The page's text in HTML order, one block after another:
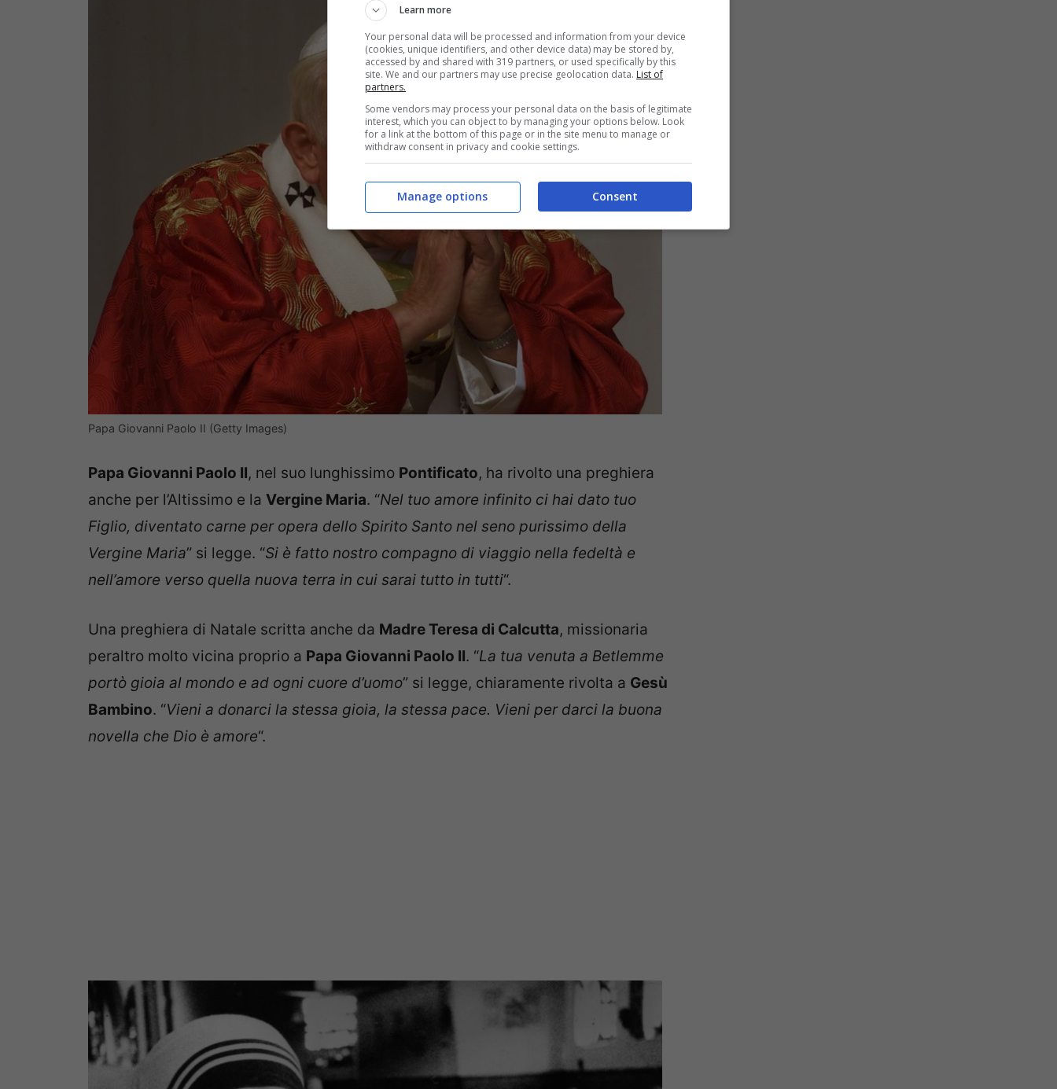
Papa Giovanni Paolo II (Getty Images)
Papa Giovanni Paolo II, nel suo lunghissimo Pontificato, ha rivolto una preghiera
anche per l’Altissimo e la Vergine Maria. “Nel tuo amore infinito ci hai dato tuo
Figlio, diventato carne per opera dello Spirito Santo nel seno purissimo della
Vergine Maria” si legge. “Si è fatto nostro compagno di viaggio nella fedeltà e
nell’amore verso quella nuova terra in cui sarai tutto in tutti“.
Una preghiera di Natale scritta anche da Madre Teresa di Calcutta, missionaria
peraltro molto vicina proprio a Papa Giovanni Paolo II. “La tua venuta a Betlemme
portò gioia al mondo e ad ogni cuore d’uomo” si legge, chiaramente rivolta a Gesù
Bambino. “Vieni a donarci la stessa gioia, la stessa pace. Vieni per darci la buona
novella che Dio è amore“.
Learn more
Your personal data will be processed and information from your device
(cookies, unique identifiers, and other device data) may be stored by,
accessed by and shared with 319 partners, or used specifically by this
site. We and our partners may use precise geolocation data. List of
partners.
Some vendors may process your personal data on the basis of legitimate
interest, which you can object to by managing your options below. Look
for a link at the bottom of this page or in the site menu to manage or
withdraw consent in privacy and cookie settings.
Consent
Manage options